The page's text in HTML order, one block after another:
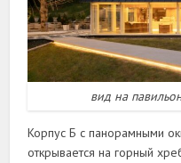
вид на
Корпус Б с панорамными
открывается на горный